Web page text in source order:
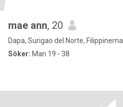
mae ann, 20
Dapa, Surigao del Norte, Filippinerna
Söker: Man 19 - 38